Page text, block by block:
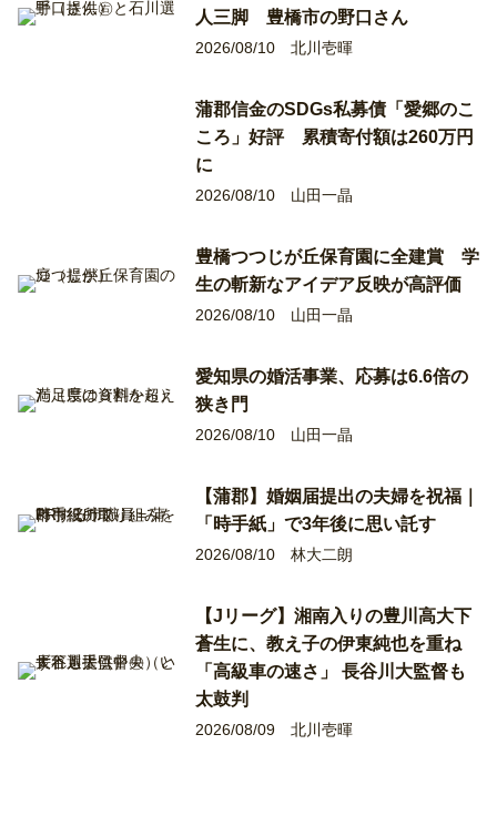
人三脚 豊橋市の野口さん
2026/08/10 北川壱暉
蒲郡信金のSDGs私募債「愛郷のこ
ころ」好評 累積寄付額は260万円
に
2026/08/10 山田一晶
豊橋つつじが丘保育園に全建賞 学
生の斬新なアイデア反映が高評価
2026/08/10 山田一晶
愛知県の婚活事業、応募は6.6倍の
狭き門
2026/08/10 山田一晶
【蒲郡】婚姻届提出の夫婦を祝福｜
「時手紙」で3年後に思い託す
2026/08/10 林大二朗
【Jリーグ】湘南入りの豊川高大下
蒼生に、教え子の伊東純也を重ね
「高級車の速さ」 長谷川大監督も
太鼓判
2026/08/09 北川壱暉